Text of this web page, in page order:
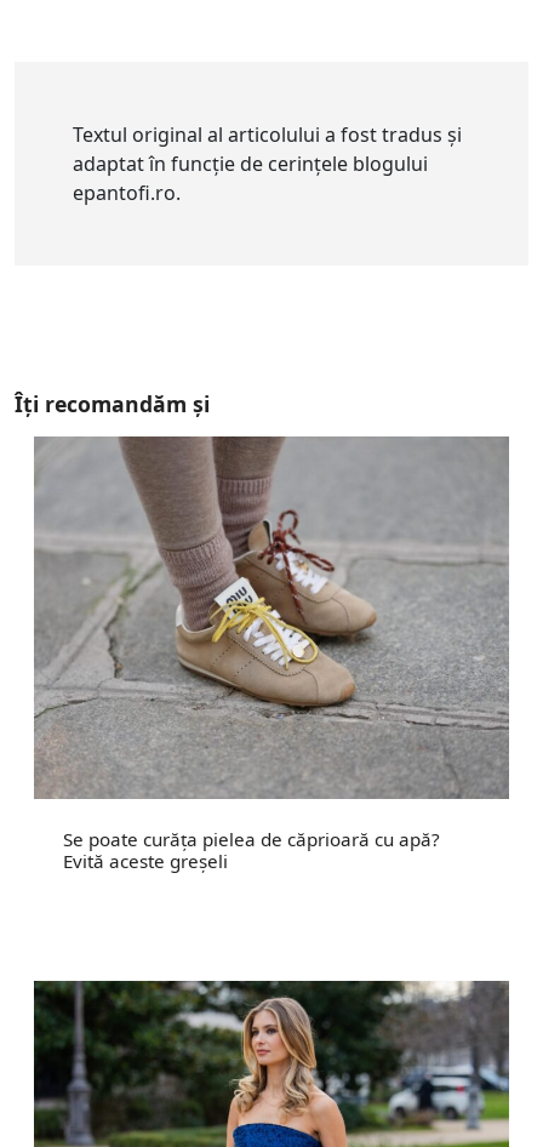
Textul original al articolului a fost tradus și
adaptat în funcție de cerințele blogului
epantofi.ro.
Îți recomandăm și
Se poate curăța pielea de căprioară cu apă?
Evită aceste greșeli